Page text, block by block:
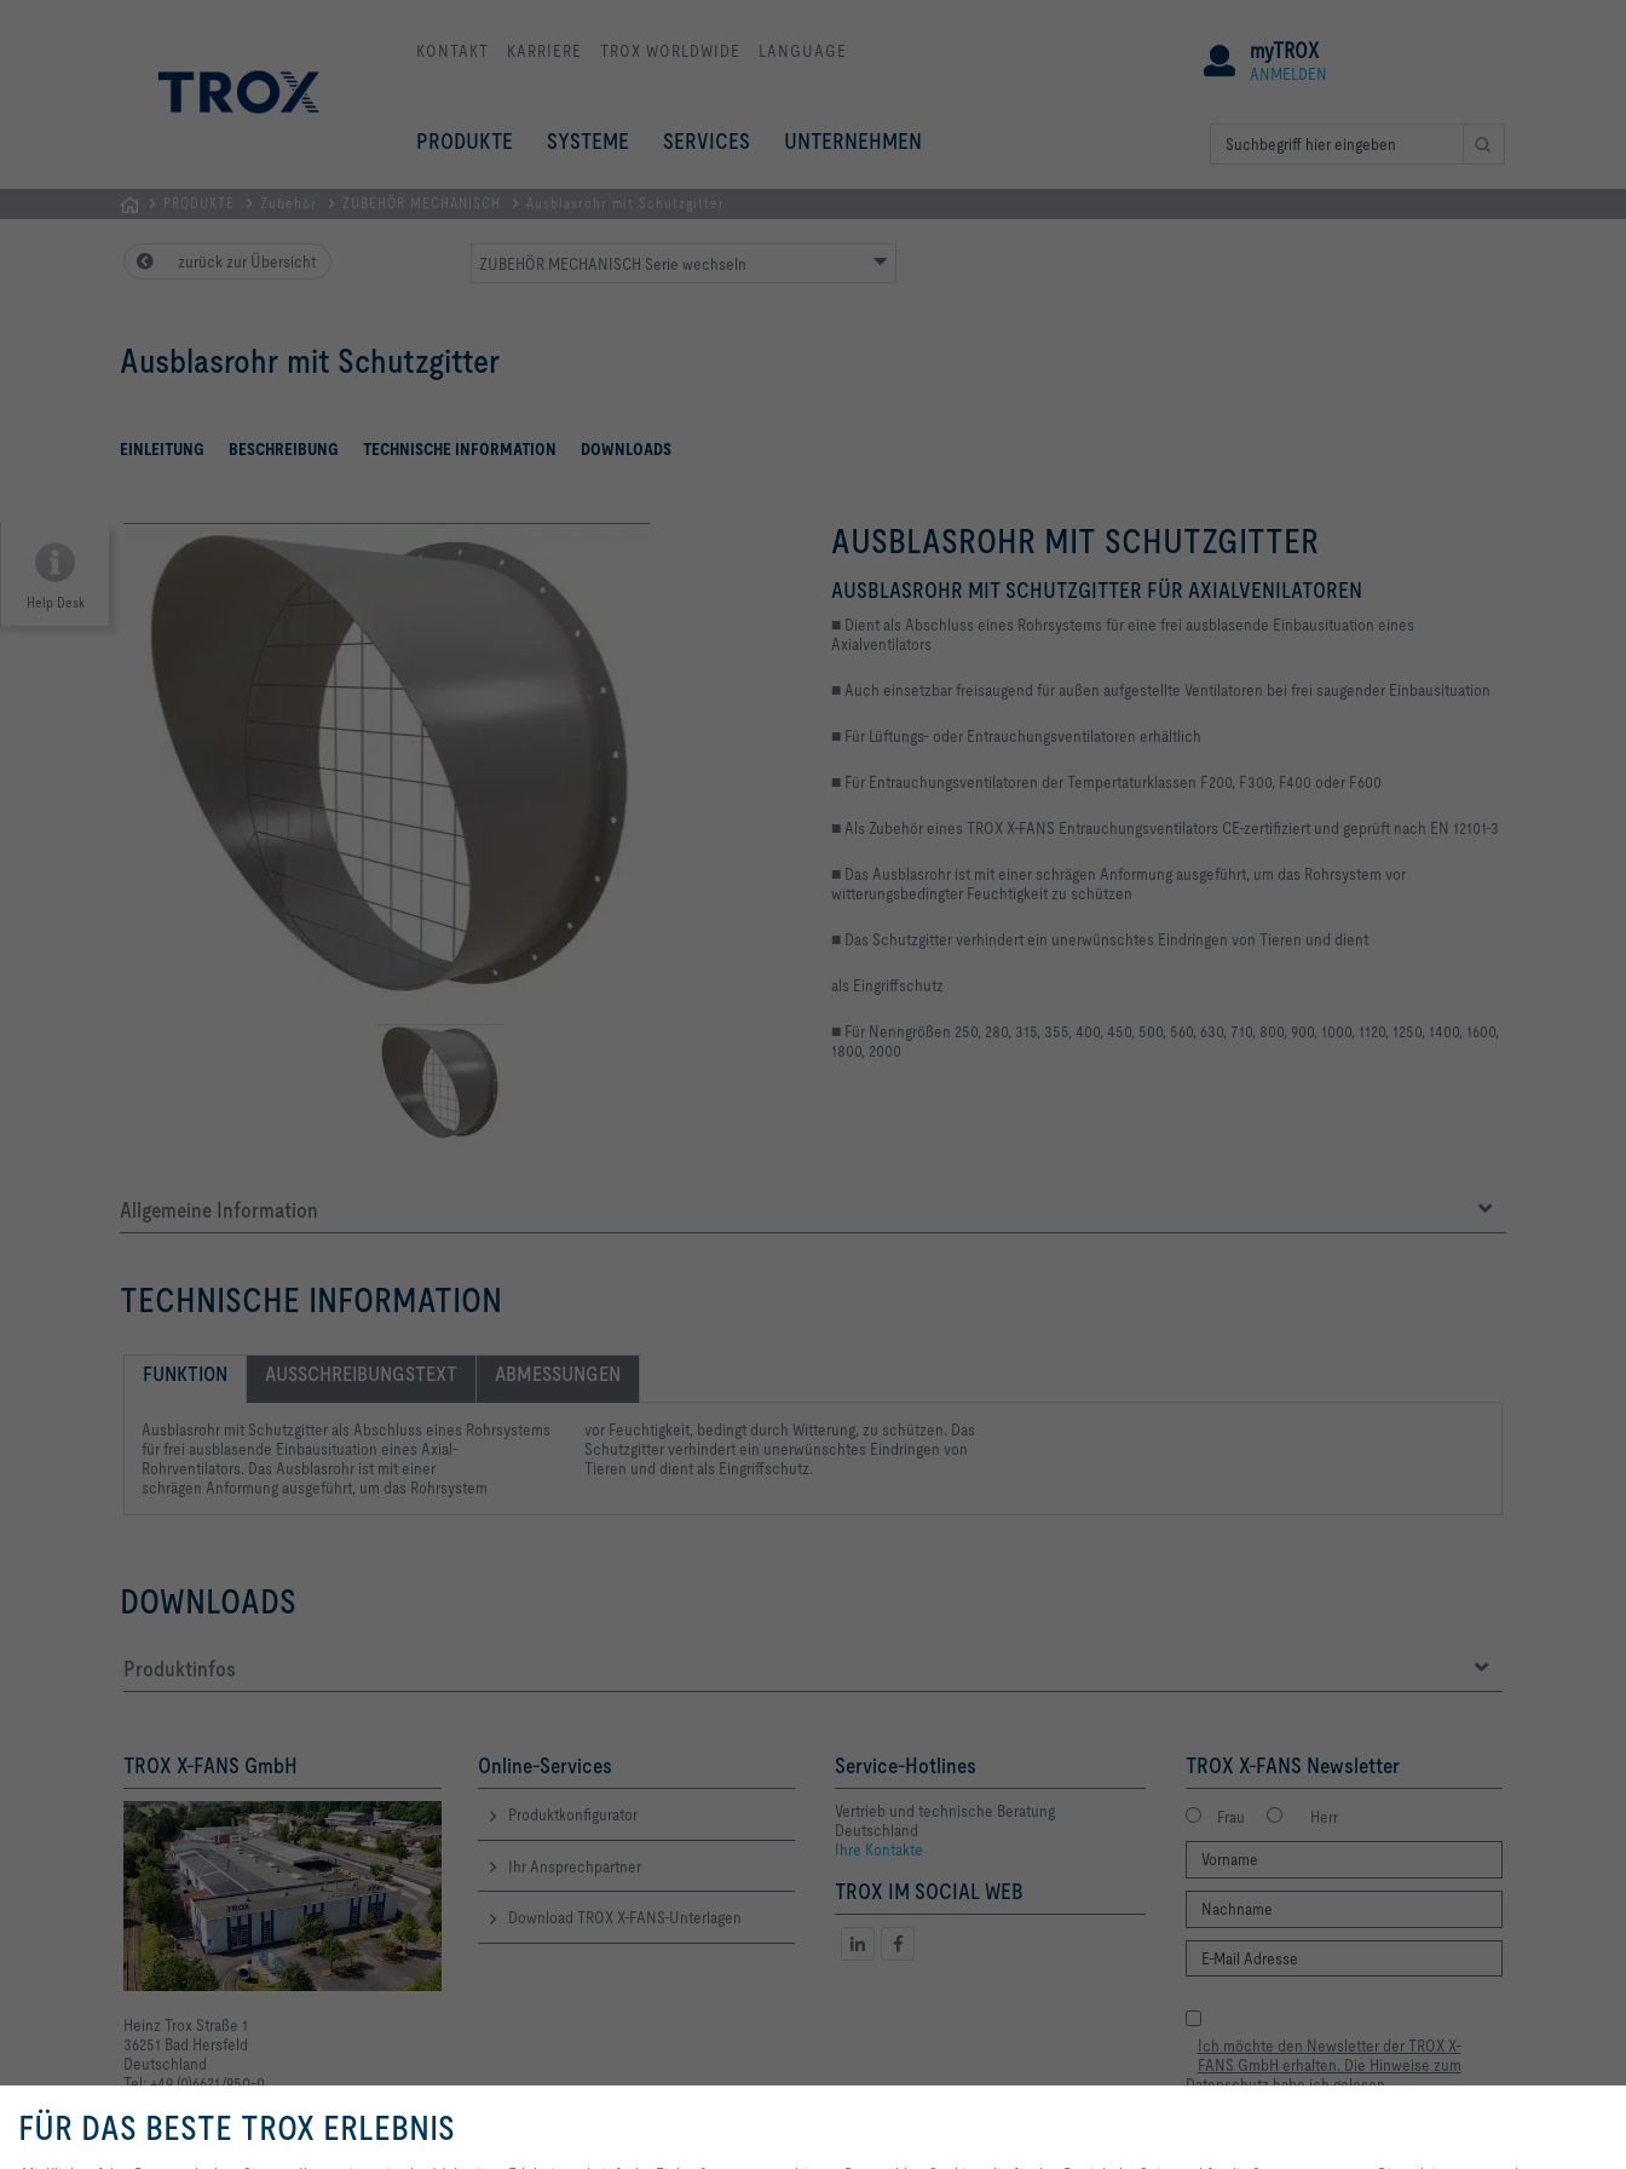
KONTAKT KARRIERE TROX WORLDWIDE LANGUAGE myTROX
ANMELDEN
PRODUKTE SYSTEME SERVICES UNTERNEHMEN
PRODUKTE Zubehör ZUBEHÖR MECHANISCH Ausblasrohr mit Schutzgitter
zurück zur Übersicht ZUBEHÖR MECHANISCH Serie wechseln
Ausblasrohr mit Schutzgitter
EINLEITUNG BESCHREIBUNG TECHNISCHE INFORMATION DOWNLOADS
Help Desk
AUSBLASROHR MIT SCHUTZGITTER
AUSBLASROHR MIT SCHUTZGITTER FÜR AXIALVENILATOREN
■ Dient als Abschluss eines Rohrsystems für eine frei ausblasende Einbausituation eines
Axialventilators
■ Auch einsetzbar freisaugend für außen aufgestellte Ventilatoren bei frei saugender Einbausituation
■ Für Lüftungs- oder Entrauchungsventilatoren erhältlich
■ Für Entrauchungsventilatoren der Tempertaturklassen F200, F300, F400 oder F600
■ Als Zubehör eines TROX X-FANS Entrauchungsventilators CE-zertifiziert und geprüft nach EN 12101-3
■ Das Ausblasrohr ist mit einer schrägen Anformung ausgeführt, um das Rohrsystem vor
witterungsbedingter Feuchtigkeit zu schützen
■ Das Schutzgitter verhindert ein unerwünschtes Eindringen von Tieren und dient
als Eingriffschutz
■ Für Nenngrößen 250, 280, 315, 355, 400, 450, 500, 560, 630, 710, 800, 900, 1000, 1120, 1250, 1400, 1600,
1800, 2000
Allgemeine Information
TECHNISCHE INFORMATION
FUNKTION AUSSCHREIBUNGSTEXT ABMESSUNGEN
Ausblasrohr mit Schutzgitter als Abschluss eines Rohrsystems
für frei ausblasende Einbausituation eines Axial-
Rohrventilators. Das Ausblasrohr ist mit einer
schrägen Anformung ausgeführt, um das Rohrsystem
vor Feuchtigkeit, bedingt durch Witterung, zu schützen. Das
Schutzgitter verhindert ein unerwünschtes Eindringen von
Tieren und dient als Eingriffschutz.
DOWNLOADS
Produktinfos
TROX X-FANS GmbH
Heinz Trox Straße 1
36251 Bad Hersfeld
Deutschland
Tel: +49 (0)6621/950-0
Online-Services
Produktkonfigurator
Ihr Ansprechpartner
Download TROX X-FANS-Unterlagen
Service-Hotlines
Vertrieb und technische Beratung
Deutschland
Ihre Kontakte
TROX IM SOCIAL WEB
TROX X-FANS Newsletter
Frau Herr
Ich möchte den Newsletter der TROX X-
FANS GmbH erhalten. Die Hinweise zum
Datenschutz habe ich gelesen.
FÜR DAS BESTE TROX ERLEBNIS